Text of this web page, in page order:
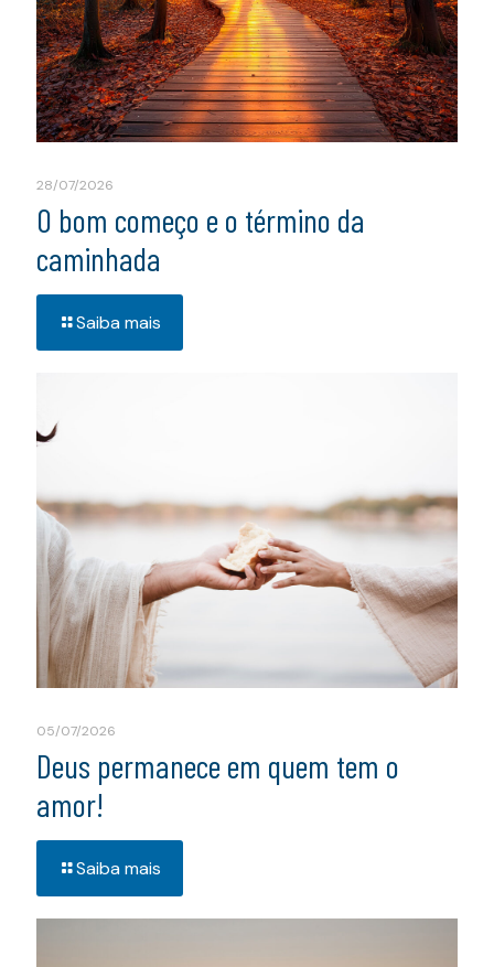
28/07/2026
O bom começo e o término da
caminhada
Saiba mais
05/07/2026
Deus permanece em quem tem o
amor!
Saiba mais